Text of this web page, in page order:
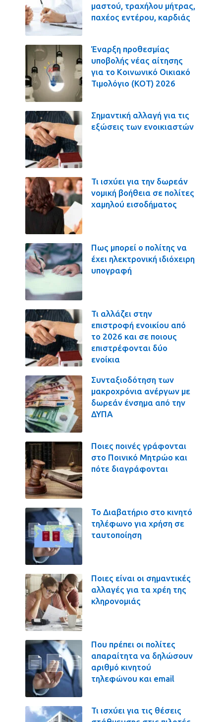
μαστού, τραχήλου μήτρας,
παχέος εντέρου, καρδιάς
Έναρξη προθεσμίας
υποβολής νέας αίτησης
για το Κοινωνικό Οικιακό
Τιμολόγιο (ΚΟΤ) 2026
Σημαντική αλλαγή για τις
εξώσεις των ενοικιαστών
Τι ισχύει για την δωρεάν
νομική βοήθεια σε πολίτες
χαμηλού εισοδήματος
Πως μπορεί ο πολίτης να
έχει ηλεκτρονική ιδιόχειρη
υπογραφή
Τι αλλάζει στην
επιστροφή ενοικίου από
το 2026 και σε ποιους
επιστρέφονται δύο
ενοίκια
Συνταξιοδότηση των
μακροχρόνια ανέργων με
δωρεάν ένσημα από την
ΔΥΠΑ
Ποιες ποινές γράφονται
στο Ποινικό Μητρώο και
πότε διαγράφονται
Το Διαβατήριο στο κινητό
τηλέφωνο για χρήση σε
ταυτοποίηση
Ποιες είναι οι σημαντικές
αλλαγές για τα χρέη της
κληρονομιάς
Που πρέπει οι πολίτες
απαραίτητα να δηλώσουν
αριθμό κινητού
τηλεφώνου και email
Τι ισχύει για τις θέσεις